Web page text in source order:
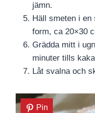
jämn.
Häll smeten i en
form, ca 20×30
Grädda mitt i
minuter tills
Låt svalna och
Pin